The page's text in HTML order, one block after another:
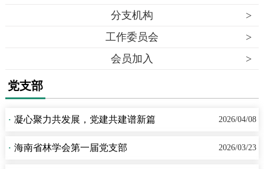
分支机构
>
工作委员会
>
会员加入
>
党支部
· 凝心聚力共发展，党建共建谱新篇 2026/04/08
· 海南省林学会第一届党支部 2026/03/23